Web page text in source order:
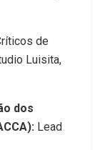
de
Luisita,
dos
Lead